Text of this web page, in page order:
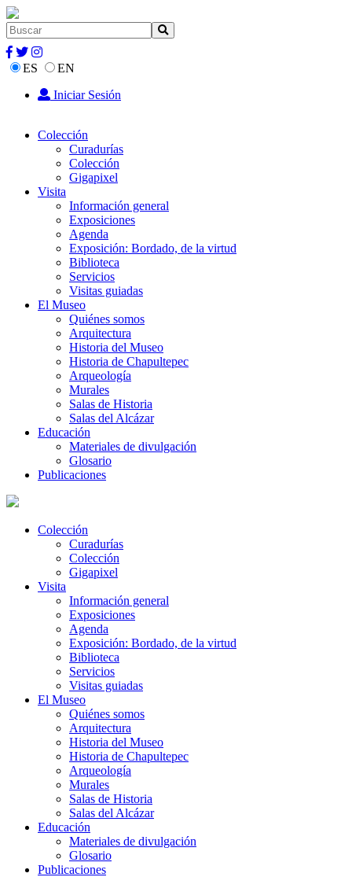
ES
EN
Iniciar Sesión
Colección
Curadurías
Colección
Gigapixel
Visita
Información general
Exposiciones
Agenda
Exposición: Bordado, de la virtud
Biblioteca
Servicios
Visitas guiadas
El Museo
Quiénes somos
Arquitectura
Historia del Museo
Historia de Chapultepec
Arqueología
Murales
Salas de Historia
Salas del Alcázar
Educación
Materiales de divulgación
Glosario
Publicaciones
Colección
Curadurías
Colección
Gigapixel
Visita
Información general
Exposiciones
Agenda
Exposición: Bordado, de la virtud
Biblioteca
Servicios
Visitas guiadas
El Museo
Quiénes somos
Arquitectura
Historia del Museo
Historia de Chapultepec
Arqueología
Murales
Salas de Historia
Salas del Alcázar
Educación
Materiales de divulgación
Glosario
Publicaciones